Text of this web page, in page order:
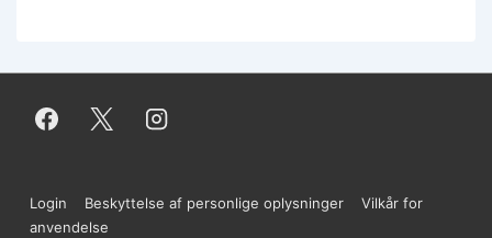
Sidefods-
Login Beskyttelse af personlige oplysninger
Vilkår for
anvendelse